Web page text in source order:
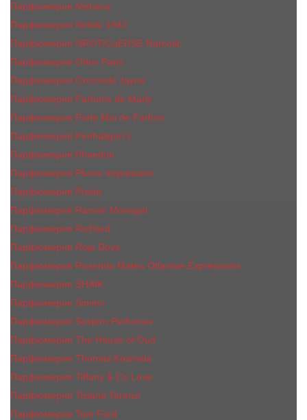
Парфюмерия Nishane
Парфюмерия Nobile 1942
Парфюмерия NROTICuERSE Narcotic
Парфюмерия Orlov Paris
Парфюмерия Ormonde Jayne
Парфюмерия Parfums de Marly
Парфюмерия Parle Moi de Parfum
Парфюмерия Penhaligon's
Парфюмерия Phaedon
Парфюмерия Plume Impression
Парфюмерия Prada
Парфюмерия Ramon Monegal
Парфюмерия RicHard
Парфюмерия Roja Dove
Парфюмерия Rosendo Mateu Olfactive Expressions
Парфюмерия SHAIK
Парфюмерия Simimi
Парфюмерия Sospiro Perfumes
Парфюмерия The House of Oud
Парфюмерия Thomas Kosmala
Парфюмерия Tiffany & Co Love
Парфюмерия Tiziana Terenzi
Парфюмерия Tom Ford